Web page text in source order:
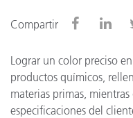
Compartir
Lograr un color preciso
productos químicos,
materias primas,
especificaciones del